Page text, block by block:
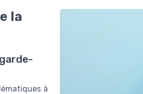
la
à